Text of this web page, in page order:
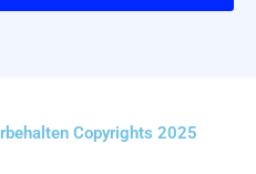
Copyrights 2025